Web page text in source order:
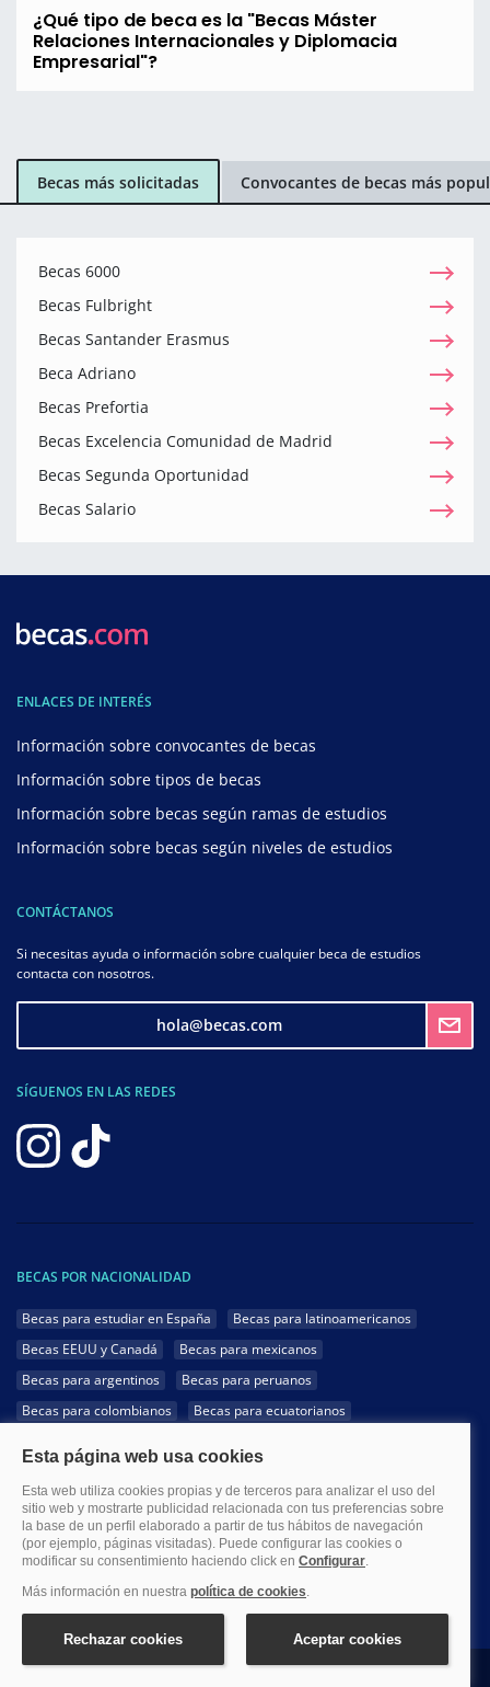
¿Qué tipo de beca es la "Becas Máster
Relaciones Internacionales y Diplomacia
Empresarial"?
Becas más solicitadas Convocantes de becas más
Becas 6000
Becas Fulbright
Becas Santander Erasmus
Beca Adriano
Becas Prefortia
Becas Excelencia Comunidad de Madrid
Becas Segunda Oportunidad
Becas Salario
ENLACES DE INTERÉS
Información sobre convocantes de becas
Información sobre tipos de becas
Información sobre becas según ramas de estudios
Información sobre becas según niveles de estudios
CONTÁCTANOS
Si necesitas ayuda o información sobre cualquier beca de estudios
contacta con nosotros.
hola@becas.com
SÍGUENOS EN LAS REDES
BECAS POR NACIONALIDAD
Becas para estudiar en España
Becas para latinoamericanos
Becas EEUU y Canadá
Becas para mexicanos
Becas para argentinos
Becas para peruanos
Becas para colombianos
Becas para ecuatorianos
Becas para dominicanos
Becas para venezolanos
Becas para panameños
Becas para guatemaltecos
Becas para costarricenses
Becas para hondureños
Becas para paraguayos
Becas para uruguayos
Becas para salvadoreños